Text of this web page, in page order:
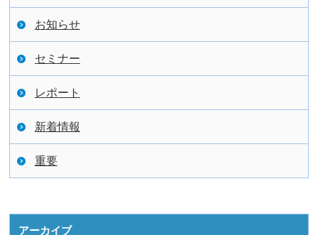
お知らせ
セミナー
レポート
新着情報
重要
アーカイブ